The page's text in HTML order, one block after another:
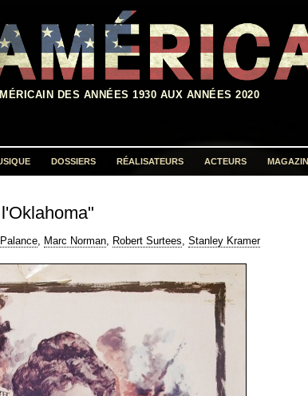
DES ANNÉES 1930 AUX ANNÉES 2020
DOSSIERS RÉALISATEURS ACTEURS
, Marc Norman, Robert Surtees, Stanley Kramer